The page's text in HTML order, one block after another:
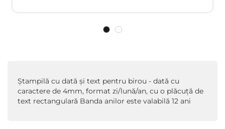
Ştampilă cu dată şi text pentru birou - dată cu
caractere de 4mm, format zi/lună/an, cu o plăcuţă de
text rectangulară Banda anilor este valabilă 12 ani